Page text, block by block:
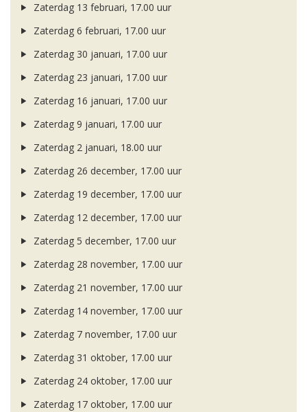
Zaterdag 13 februari, 17.00 uur
Zaterdag 6 februari, 17.00 uur
Zaterdag 30 januari, 17.00 uur
Zaterdag 23 januari, 17.00 uur
Zaterdag 16 januari, 17.00 uur
Zaterdag 9 januari, 17.00 uur
Zaterdag 2 januari, 18.00 uur
Zaterdag 26 december, 17.00 uur
Zaterdag 19 december, 17.00 uur
Zaterdag 12 december, 17.00 uur
Zaterdag 5 december, 17.00 uur
Zaterdag 28 november, 17.00 uur
Zaterdag 21 november, 17.00 uur
Zaterdag 14 november, 17.00 uur
Zaterdag 7 november, 17.00 uur
Zaterdag 31 oktober, 17.00 uur
Zaterdag 24 oktober, 17.00 uur
Zaterdag 17 oktober, 17.00 uur